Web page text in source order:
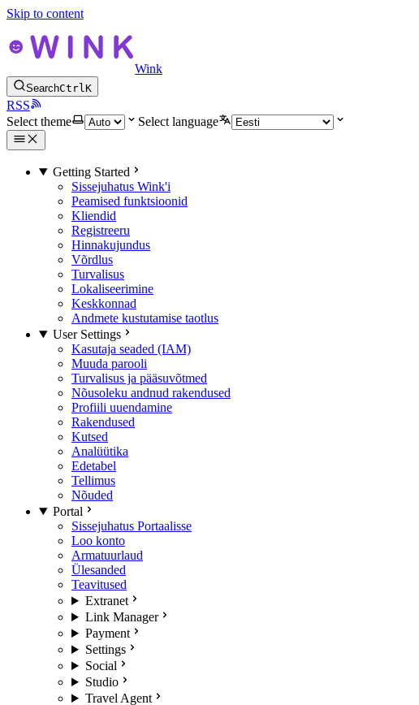
Skip to content
Wink
SearchCtrlK
RSS
Select theme
Select language
Getting Started
Sissejuhatus Wink'i
Peamised funktsioonid
Kliendid
Registreeru
Hinnakujundus
Võrdlus
Turvalisus
Lokaliseerimine
Keskkonnad
Andmete kustutamise taotlus
User Settings
Kasutaja seaded (IAM)
Muuda parooli
Turvalisus ja pääsuvõtmed
Nõusoleku andnud rakendused
Profiili uuendamine
Rakendused
Kutsed
Analüütika
Edetabel
Tellimus
Nõuded
Portal
Sissejuhatus Portaalisse
Loo konto
Armatuurlaud
Ülesanded
Teavitused
Extranet
Link Manager
Payment
Settings
Social
Studio
Travel Agent